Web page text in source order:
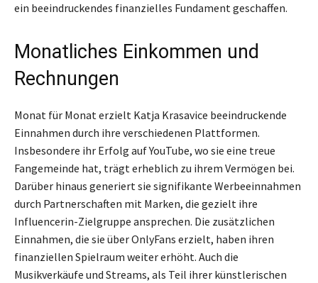
ein beeindruckendes finanzielles Fundament geschaffen.
Monatliches Einkommen und
Rechnungen
Monat für Monat erzielt Katja Krasavice beeindruckende
Einnahmen durch ihre verschiedenen Plattformen.
Insbesondere ihr Erfolg auf YouTube, wo sie eine treue
Fangemeinde hat, trägt erheblich zu ihrem Vermögen bei.
Darüber hinaus generiert sie signifikante Werbeeinnahmen
durch Partnerschaften mit Marken, die gezielt ihre
Influencerin-Zielgruppe ansprechen. Die zusätzlichen
Einnahmen, die sie über OnlyFans erzielt, haben ihren
finanziellen Spielraum weiter erhöht. Auch die
Musikverkäufe und Streams, als Teil ihrer künstlerischen